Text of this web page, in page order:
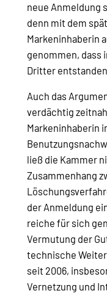
neue Anmeldung
denn mit dem
Markeninhaberin
genommen, dass
Dritter
Auch das
verdächtig
Markeninhaberin
ließ die Kammer
Zusammenhang
der Anmeldung
reiche für sich
Vermutung der
technische
seit 2006,
Vernetzung und